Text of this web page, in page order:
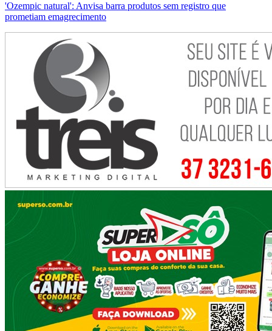
'Ozempic natural': Anvisa barra produtos sem registro que
prometiam emagrecimento